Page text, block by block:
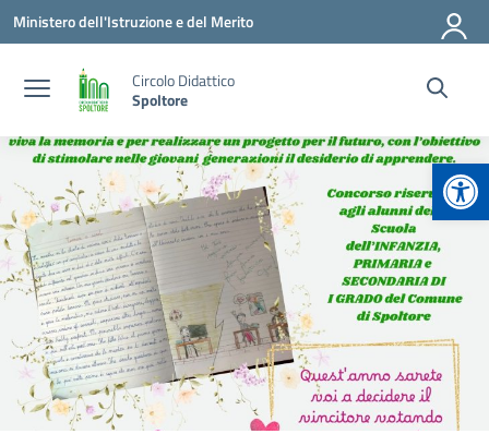
Vai ai contenuti
Vai al menu di navigazione
Vai al footer
Ministero dell'Istruzione e del Merito
Circolo Didattico
Spoltore